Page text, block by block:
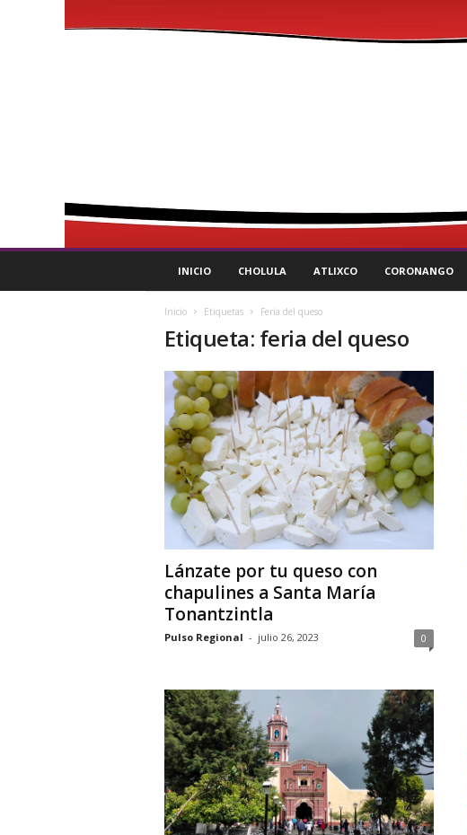
l
INICIO CHOLULA ATLIXCO CORONANGO
Inicio Etiquetas Feria del queso
Etiqueta: feria del queso
Lánzate por tu queso con
chapulines a Santa María
Tonantzintla
Pulso Regional - julio 26, 2023 0